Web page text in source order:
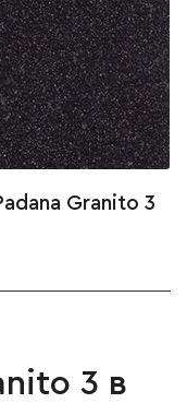
Granito 3
3 в